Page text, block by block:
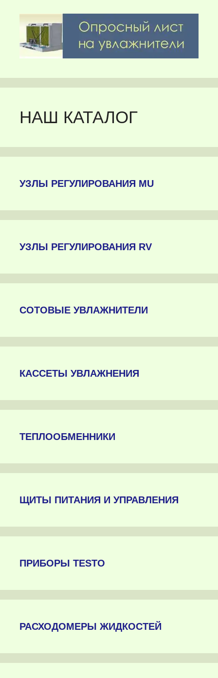
НАШ КАТАЛОГ
УЗЛЫ РЕГУЛИРОВАНИЯ MU
УЗЛЫ РЕГУЛИРОВАНИЯ RV
СОТОВЫЕ УВЛАЖНИТЕЛИ
КАССЕТЫ УВЛАЖНЕНИЯ
ТЕПЛООБМЕННИКИ
ЩИТЫ ПИТАНИЯ И УПРАВЛЕНИЯ
ПРИБОРЫ TESTO
РАСХОДОМЕРЫ ЖИДКОСТЕЙ